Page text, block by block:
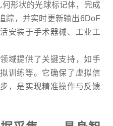
形状的光球标记体，完成
踪，并实时更新输出6DoF
安装于手术器械、工业工
域提供了关键支持，如手
训练等。它确保了虚拟信
，是实现精准操作与反馈